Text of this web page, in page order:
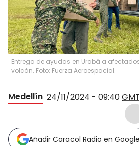
Entrega de ayudas en Urabá a
volcán. Foto: Fuerza Aeroespacial.
Medellín 24/11/2024 - 09:40
Añadir Caracol Radio en Google